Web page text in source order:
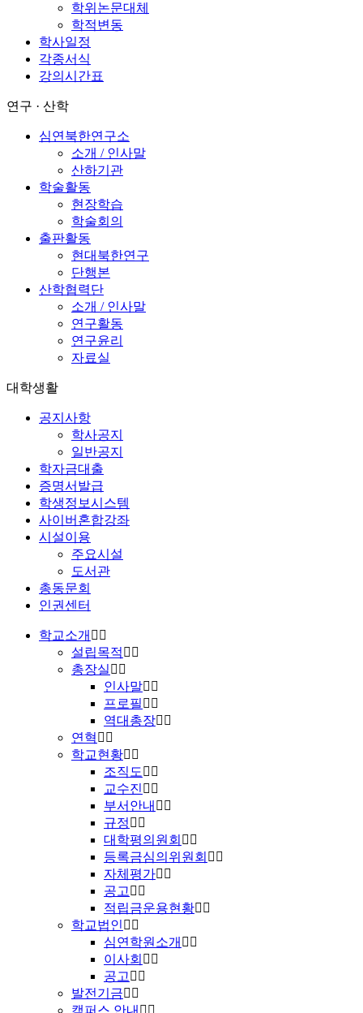
학위논문대체
학적변동
학사일정
각종서식
강의시간표
연구 · 산학
심연북한연구소
소개 / 인사말
산하기관
학술활동
현장학습
학술회의
출판활동
현대북한연구
단행본
산학협력단
소개 / 인사말
연구활동
연구윤리
자료실
대학생활
공지사항
학사공지
일반공지
학자금대출
증명서발급
학생정보시스템
사이버혼합강좌
시설이용
주요시설
도서관
총동문회
인권센터
학교소개
설립목적
총장실
인사말
프로필
역대총장
연혁
학교현황
조직도
교수진
부서안내
규정
대학평의원회
등록금심의위원회
자체평가
공고
적립금운용현황
학교법인
심연학원소개
이사회
공고
발전기금
캠퍼스 안내